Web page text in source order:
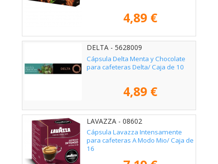
4,89 €
DELTA - 5628009
Cápsula Delta Menta y Chocolate
para cafeteras Delta/ Caja de 10
4,89 €
LAVAZZA - 08602
Cápsula Lavazza Intensamente
para cafeteras A Modo Mio/ Caja de
16